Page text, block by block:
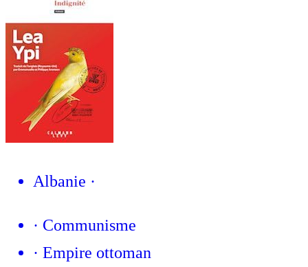
Albanie ·
· Communisme
· Empire ottoman